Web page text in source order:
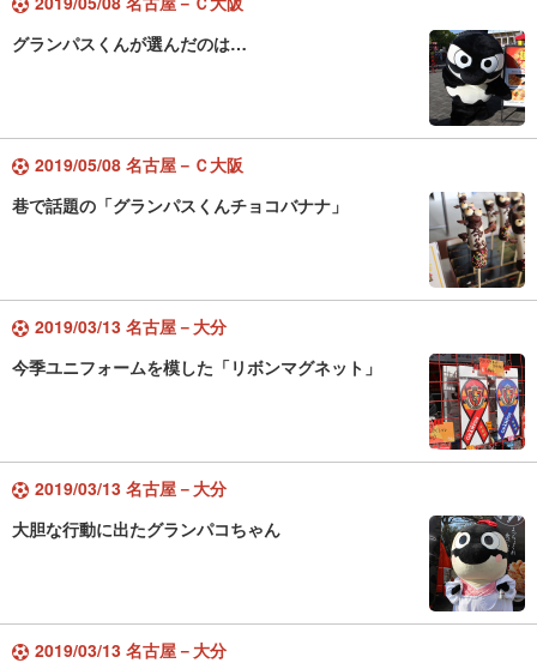
グランパスくんが選んだのは…
2019/05/08 名古屋－Ｃ大阪
巷で話題の「グランパスくんチョコバナナ」
2019/03/13 名古屋－大分
今季ユニフォームを模した「リボンマグネット」
2019/03/13 名古屋－大分
大胆な行動に出たグランパコちゃん
2019/03/13 名古屋－大分